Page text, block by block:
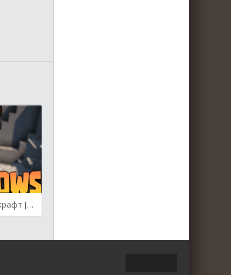
Arch Bows для Майнкрафт [1.19.3, 1.19.2, 1.19.1]